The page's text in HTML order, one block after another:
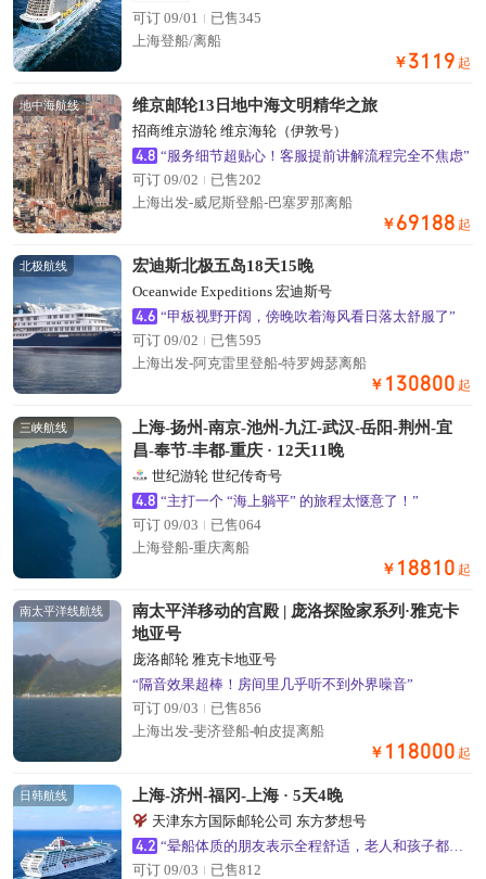
可订 09/01
已售345
上海登船/离船
￥ 3119 起
地中海航线 维京邮轮13日地中海文明精华之旅
招商维京游轮 维京海轮（伊敦号）
4.8 “服务细节超贴心！客服提前讲解流程完全不焦虑”
可订 09/02
已售202
上海出发-威尼斯登船-巴塞罗那离船
￥ 69188 起
北极航线 宏迪斯北极五岛18天15晚
Oceanwide Expeditions 宏迪斯号
4.6 “甲板视野开阔，傍晚吹着海风看日落太舒服了”
可订 09/02
已售595
上海出发-阿克雷里登船-特罗姆瑟离船
￥ 130800 起
三峡航线
上海-扬州-南京-池州-九江-武汉-岳阳-荆州-宜
昌-奉节-丰都-重庆 · 12天11晚
世纪游轮 世纪传奇号
4.8 “主打一个 “海上躺平” 的旅程太惬意了！”
可订 09/03
已售064
上海登船-重庆离船
￥ 18810 起
南太平洋线航线
南太平洋移动的宫殿 | 庞洛探险家系列·雅克卡
地亚号
庞洛邮轮 雅克卡地亚号
“隔音效果超棒！房间里几乎听不到外界噪音”
可订 09/03
已售856
上海出发-斐济登船-帕皮提离船
￥ 118000 起
日韩航线 上海-济州-福冈-上海 · 5天4晚
天津东方国际邮轮公司 东方梦想号
4.2
可订 09/03
已售812